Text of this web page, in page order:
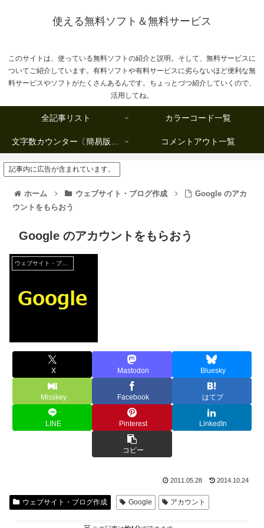
使える無料ソフト＆無料サービス
このサイトは、使っている無料ソフトの紹介と説明。そして、無料サービスに
ついてご紹介しています。有料ソフトや有料サービスに劣らないほど便利な無
料サービスやソフトがたくさんあるんです。ちょっとづつ紹介していくので、
活用してね。
全記事リスト カラーコード一覧
文字数カウンター〔簡易版複数行タイプ〕 コメントアウト一覧
記事内に広告が含まれています。
ホーム ウェブサイト・ブログ作成
Google のアカ
ウントをもらおう
Google のアカウントをもらおう
ウェブサイト・ブログ作成
X Mastodon Bluesky
Misskey Facebook はてブ
LINE Pinterest LinkedIn
コピー
2011.05.28 2014.10.24
ウェブサイト・ブログ作成 Google アカウント